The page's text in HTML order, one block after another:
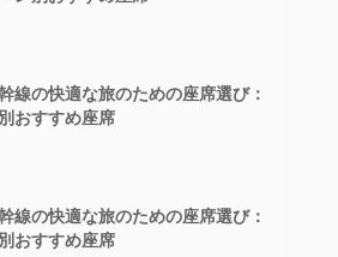
線の快適な旅のための座席選び：
おすすめ座席
線の快適な旅のための座席選び：
おすすめ座席